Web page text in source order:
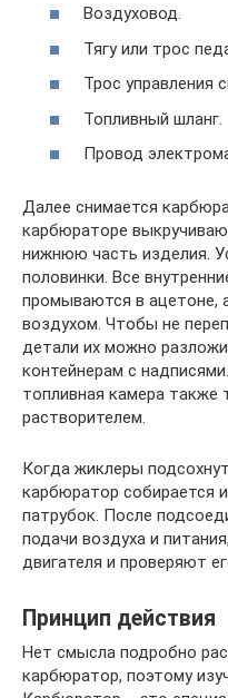
Воздуховод.
Тягу или трос
Трос управления
Топливный шланг.
Провод
Далее снимается
карбюраторе
нижнюю часть изделия.
половинки. Все
промываются в ацетоне,
воздухом. Чтобы не
детали их можно
контейнерам с
топливная камера
растворителем.
Когда жиклеры
карбюратор собирается
патрубок. После
подачи воздуха и
двигателя и проверяют
Принцип действия
Нет смысла подробно
карбюратор, поэтому